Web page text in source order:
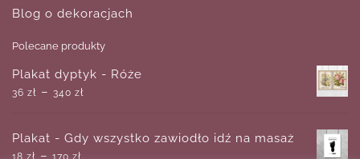
Blog o dekoracjach
Polecane produkty
Plakat dyptyk - Róże
36 zł – 340 zł
Plakat - Gdy wszystko zawiodło idź na masaż
18 zł – 170 zł